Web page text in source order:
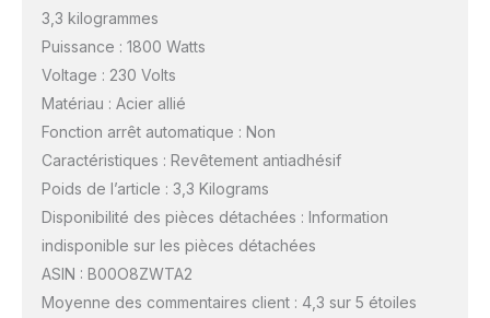
3,3 kilogrammes
Puissance : 1800 Watts
Voltage : 230 Volts
Matériau : Acier allié
Fonction arrêt automatique : Non
Caractéristiques : Revêtement antiadhésif
Poids de l’article : 3,3 Kilograms
Disponibilité des pièces détachées : Information
indisponible sur les pièces détachées
ASIN : B00O8ZWTA2
Moyenne des commentaires client : 4,3 sur 5 étoiles